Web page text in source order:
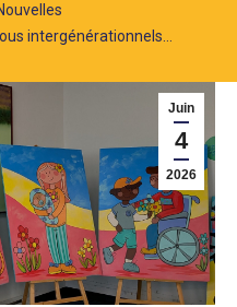
intergénérationnels…
Juin
4
2026